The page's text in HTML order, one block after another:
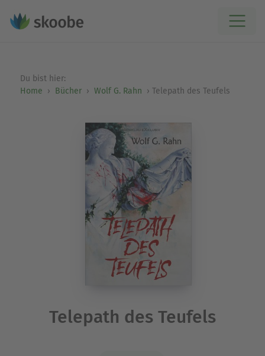
Du bist hier:
Home
Bücher Wolf G. Rahn Telepath des Teufels
Telepath des Teufels